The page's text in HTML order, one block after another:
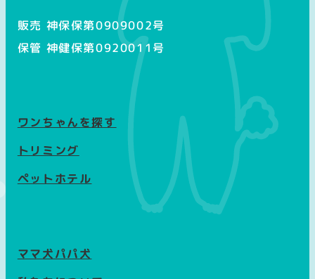
販売 神保保第0909002号
保管 神健保第0920011号
ワンちゃんを探す
トリミング
ペットホテル
ママ犬パパ犬